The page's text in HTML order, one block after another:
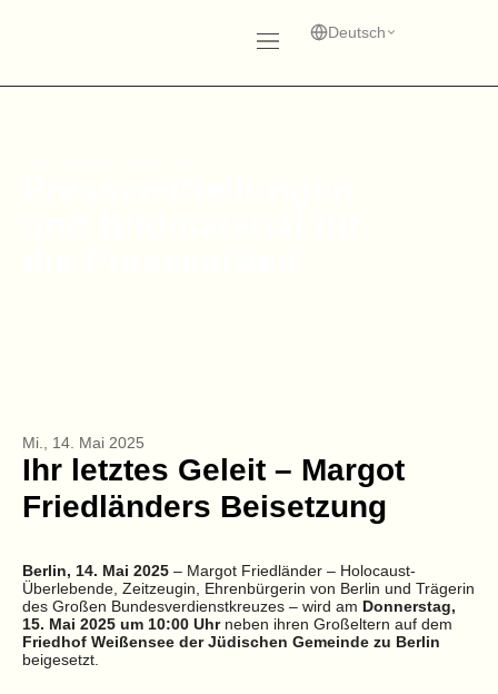
Deutsch
Mi., 14. Mai 2025
Ihr letztes Geleit – Margot
Friedländers Beisetzung
Berlin, 14. Mai 2025 – Margot Friedländer – Holocaust-
Überlebende, Zeitzeugin, Ehrenbürgerin von Berlin und Trägerin
des Großen Bundesverdienstkreuzes – wird am Donnerstag,
15. Mai 2025 um 10:00 Uhrneben ihren Großeltern auf dem
Friedhof Weißensee der Jüdischen Gemeinde zu Berlin
beigesetzt.